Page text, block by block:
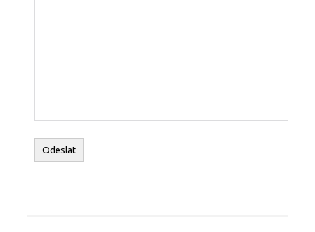
Odeslat